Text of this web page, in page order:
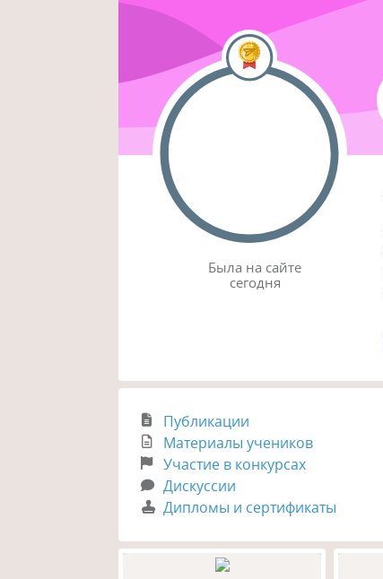
Была на сайте
сегодня
Публикации
Материалы учеников
Участие в конкурсах
Дискуссии
Дипломы и сертификаты